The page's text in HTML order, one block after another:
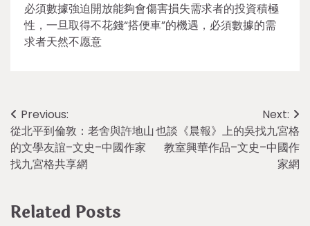
必須數據強迫開放能夠會傷害損失需求者的投資積極
性，一旦取得不花錢“搭便車”的機遇，必須數據的需
求者天然不愿意
Post
navigation
Previous:
從北平到倫敦：老舍與許地山
的文學友誼–文史–中國作家
找九宮格共享網
Next:
也談《晨報》上的吳找九宮格
教室興華作品–文史–中國作
家網
Related Posts